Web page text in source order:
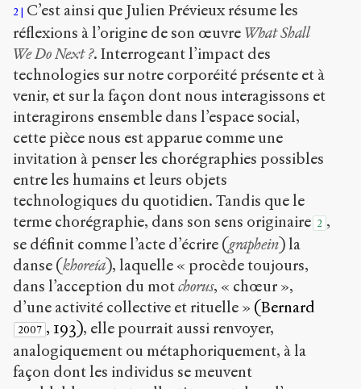
International
(CC BY-NC-SA
Accéder
à la
version
PDF
2
C’est ainsi que Julien Prévieux résume les
réflexions à l’origine de son œuvre What Shall
We Do Next ?. Interrogeant l’impact des
technologies sur notre corporéité présente et à
venir, et sur la façon dont nous interagissons et
interagirons ensemble dans l’espace social,
cette pièce nous est apparue comme une
invitation à penser les chorégraphies possibles
entre les humains et leurs objets
technologiques du quotidien. Tandis que le
terme chorégraphie, dans son sens originaire 2 ,
se définit comme l’acte d’écrire (graphein) la
danse (khoreía), laquelle « procède toujours,
dans l’acception du motchorus, « chœur »,
d’une activité collective et rituelle » (Bernard
2007 , 193), elle pourrait aussi renvoyer,
analogiquement ou métaphoriquement, à la
façon dont les individus se meuvent